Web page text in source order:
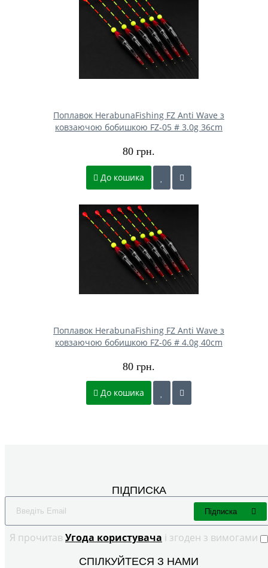
Поплавок HerabunaFishing FZ Anti Wave з
ковзаючою бобишкою FZ-05 # 3.0g 36cm
80 грн.
До кошика
Поплавок HerabunaFishing FZ Anti Wave з
ковзаючою бобишкою FZ-06 # 4.0g 40cm
80 грн.
До кошика
ПІДПИСКА
Я прочитав Угода користувача і згоден з вимогами
Підписка
СПІЛКУЙТЕСЯ З НАМИ